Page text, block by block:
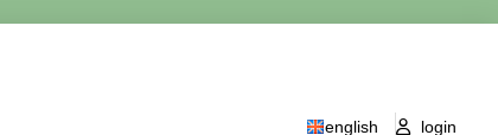
english
login